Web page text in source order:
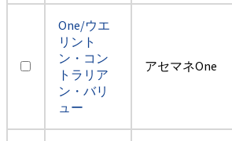
One/ウエ
リント
ン・コン
トラリア
ン・バリ
ュー
アセマネOne